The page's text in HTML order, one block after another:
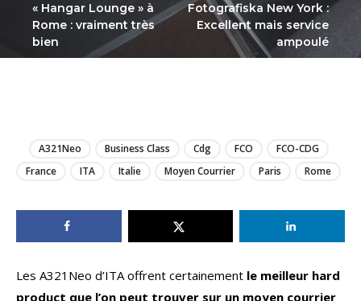
« Hangar Lounge » à
Rome : vraiment très
bien
Fotografiska New York :
Excellent mais service
ampoulé
A321Neo Business Class Cdg FCO
FCO-CDG
France
ITA Italie Moyen Courrier Paris Rome
Les A321Neo d’ITA offrent certainement le meilleur hard
product que l’on peut trouver sur un moyen courrier